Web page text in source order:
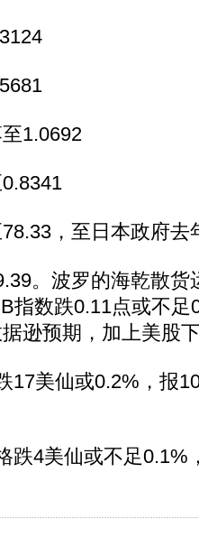
1.0692
，至日本政府去
。波罗的海乾散货
指数跌0.11点或不足
逊预期，加上美股
美仙或0.2%，报
4美仙或不足0.1%